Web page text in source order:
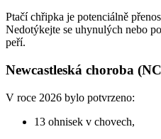
Ptačí chřipka je potenciálně
Nedotýkejte se uhynulých nebo
peří.
Newcastleská choroba
V roce 2026 bylo potvrzeno:
13 ohnisek v chovech,